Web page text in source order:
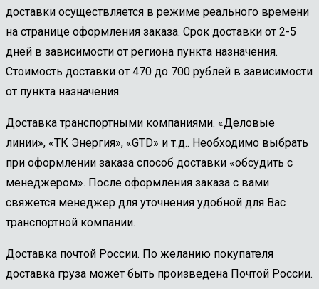
доставки осуществляется в режиме реального времени
на странице оформления заказа. Срок доставки от 2-5
дней в зависимости от региона пункта назначения.
Стоимость доставки от 470 до 700 рублей в зависимости
от пункта назначения.
Доставка транспортными компаниями. «Деловые
линии», «ТК Энергия», «GTD» и т.д.. Необходимо выбрать
при оформлении заказа способ доставки «обсудить с
менеджером». После оформления заказа с вами
свяжется менеджер для уточнения удобной для Вас
транспортной компании.
Доставка почтой России. По желанию покупателя
доставка груза может быть произведена Почтой России.